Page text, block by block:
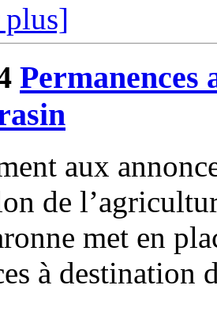
Permanences
aux
de
met en
à destination